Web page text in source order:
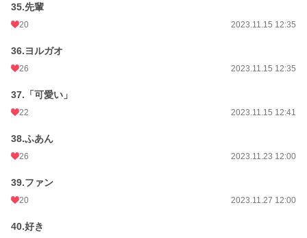
35.先輩
20 2023.11.15 12:35
36.ヨルガオ
26 2023.11.15 12:35
37.「可愛い」
22 2023.11.15 12:41
38.ふあん
26 2023.11.23 12:00
39.ファン
20 2023.11.27 12:00
40.好き